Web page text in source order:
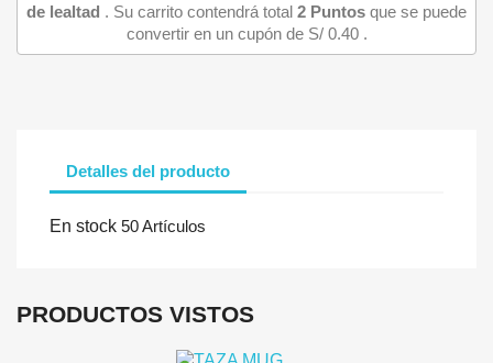
de lealtad . Su carrito contendrá total 2 Puntos que se puede
convertir en un cupón de S/ 0.40.
Detalles del producto
En stock 50 Artículos
PRODUCTOS VISTOS
Iniciar sesión